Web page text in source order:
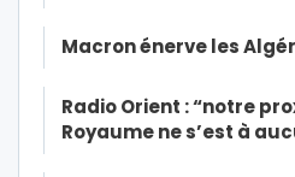
Macron énerve les
Radio Orient : “notre
Royaume ne s’est à